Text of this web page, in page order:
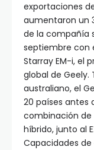
exportaciones
aumentaron un
de la compañía
septiembre con
Starray EM-i, el
global de Geely.
australiano, el
20 países antes
combinación de
híbrido, junto al
Capacidades